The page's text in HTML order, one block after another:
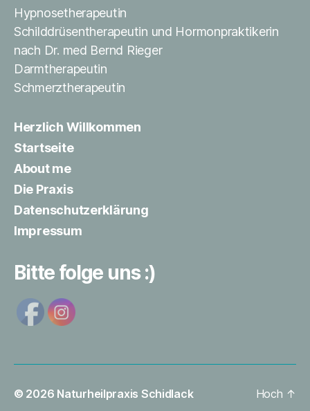
Hypnosetherapeutin
Schilddrüsentherapeutin und Hormonpraktikerin
nach Dr. med Bernd Rieger
Darmtherapeutin
Schmerztherapeutin
Herzlich Willkommen
Startseite
About me
Die Praxis
Datenschutzerklärung
Impressum
Bitte folge uns :)
© 2026 Naturheilpraxis Schidlack Hoch ↑